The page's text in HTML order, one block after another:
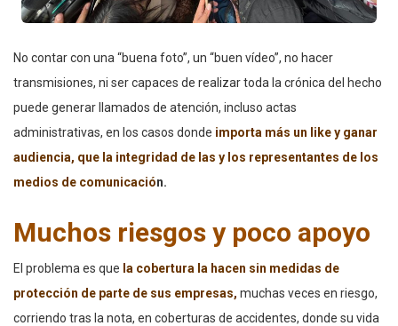
No contar con una “buena foto”, un “buen vídeo”, no hacer
transmisiones, ni ser capaces de realizar toda la crónica del hecho
puede generar llamados de atención, incluso actas
administrativas, en los casos donde importa más un like y ganar
audiencia, que la integridad de las y los representantes de los
medios de comunicación.
Muchos riesgos y poco apoyo
El problema es que la cobertura la hacen sin medidas de
protección de parte de sus empresas, muchas veces en riesgo,
corriendo tras la nota, en coberturas de accidentes, donde su vida